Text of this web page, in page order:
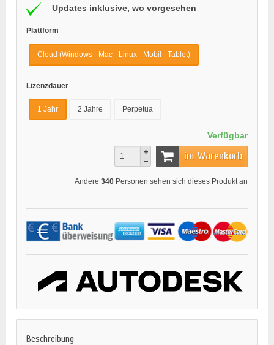
Updates inklusive, wo vorgesehen
Plattform
Cloud (Windows - Mac - Linux - Mobil - Tablet)
Lizenzdauer
1 Jahr 2 Jahre Perpetua
Verfügbar
im Warenkorb
Andere 340 Personen sehen sich dieses Produkt an
Beschreibung